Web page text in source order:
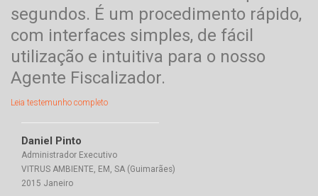
segundos. É um procedimento rápido,
com interfaces simples, de fácil
utilização e intuitiva para o nosso
Agente Fiscalizador.
Leia testemunho completo
Daniel Pinto
Administrador Executivo
VITRUS AMBIENTE, EM, SA (Guimarães)
2015 Janeiro